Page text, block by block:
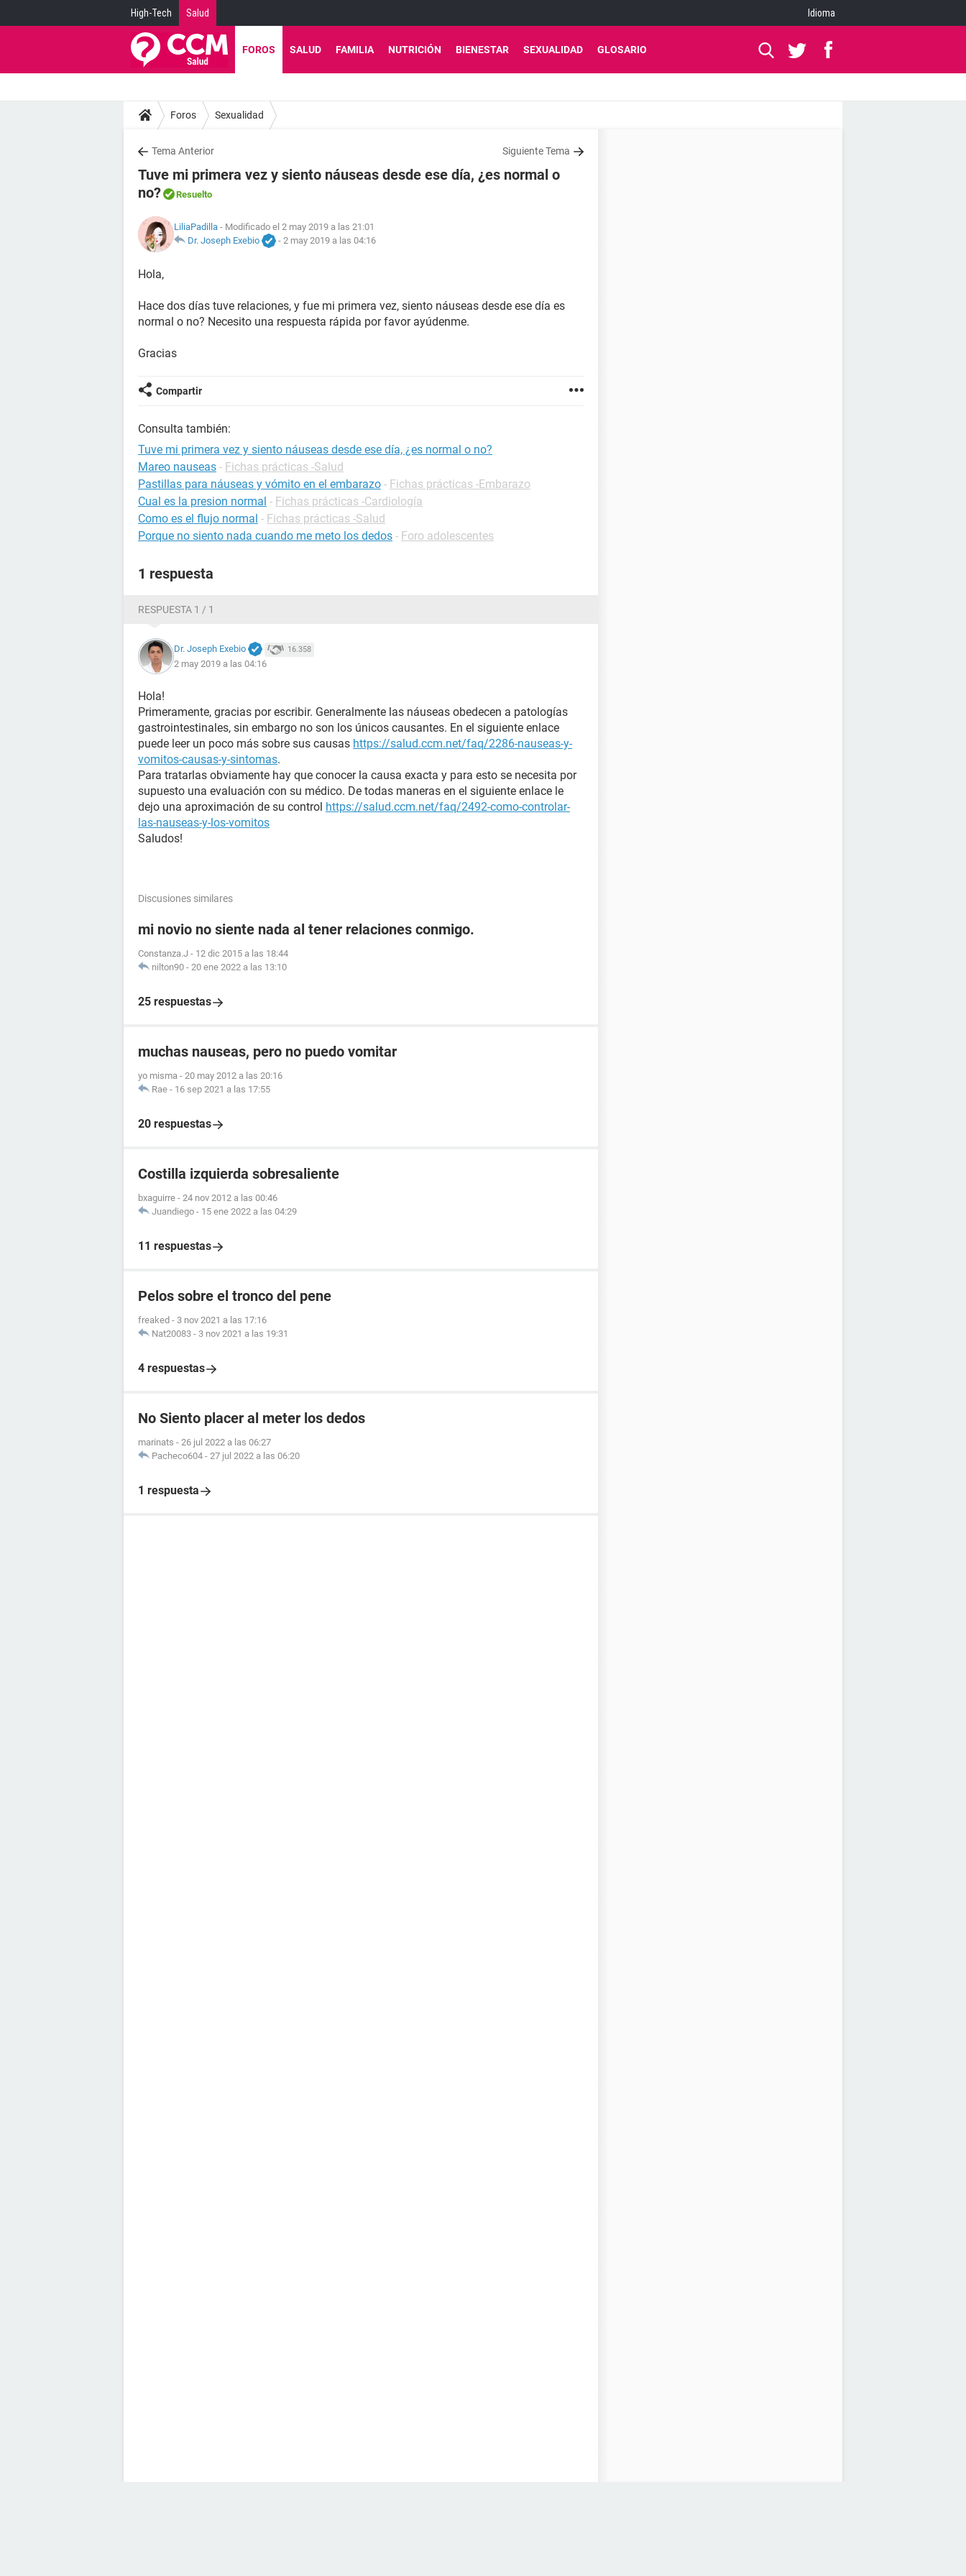
High-Tech Salud Idioma
FOROS SALUD FAMILIA NUTRICIÓN BIENESTAR SEXUALIDAD GLOSARIO
Foros Sexualidad
Tema Anterior Siguiente Tema
Tuve mi primera vez y siento náuseas desde ese día, ¿es normal o
no?
Resuelto
LiliaPadilla - Modificado el 2 may 2019 a las 21:01
Dr. Joseph Exebio
- 2 may 2019 a las 04:16
Hola,
Hace dos días tuve relaciones, y fue mi primera vez, siento náuseas desde ese día es
normal o no? Necesito una respuesta rápida por favor ayúdenme.
Gracias
Compartir
Consulta también:
Tuve mi primera vez y siento náuseas desde ese día, ¿es normal o no?
Mareo nauseas - Fichas prácticas -Salud
Pastillas para náuseas y vómito en el embarazo - Fichas prácticas -Embarazo
Cual es la presion normal - Fichas prácticas -Cardiología
Como es el flujo normal - Fichas prácticas -Salud
Porque no siento nada cuando me meto los dedos - Foro adolescentes
1 respuesta
RESPUESTA 1 / 1
Dr. Joseph Exebio 16.358
2 may 2019 a las 04:16
Hola!
Primeramente, gracias por escribir. Generalmente las náuseas obedecen a patologías
gastrointestinales, sin embargo no son los únicos causantes. En el siguiente enlace
puede leer un poco más sobre sus causas https://salud.ccm.net/faq/2286-nauseas-y-
vomitos-causas-y-sintomas.
Para tratarlas obviamente hay que conocer la causa exacta y para esto se necesita por
supuesto una evaluación con su médico. De todas maneras en el siguiente enlace le
dejo una aproximación de su control https://salud.ccm.net/faq/2492-como-controlar-
las-nauseas-y-los-vomitos
Saludos!
Discusiones similares
mi novio no siente nada al tener relaciones conmigo.
Constanza.J - 12 dic 2015 a las 18:44
nilton90 - 20 ene 2022 a las 13:10
25 respuestas
muchas nauseas, pero no puedo vomitar
yo misma - 20 may 2012 a las 20:16
Rae - 16 sep 2021 a las 17:55
20 respuestas
Costilla izquierda sobresaliente
bxaguirre - 24 nov 2012 a las 00:46
Juandiego - 15 ene 2022 a las 04:29
11 respuestas
Pelos sobre el tronco del pene
freaked - 3 nov 2021 a las 17:16
Nat20083 - 3 nov 2021 a las 19:31
4 respuestas
No Siento placer al meter los dedos
marinats - 26 jul 2022 a las 06:27
Pacheco604 - 27 jul 2022 a las 06:20
1 respuesta